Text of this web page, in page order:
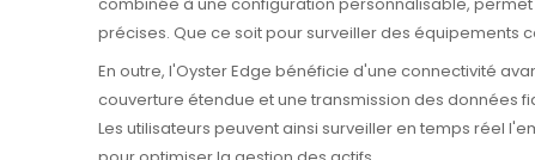
précises. Que ce soit pour surveiller des équipements
En outre, l'Oyster Edge bénéficie d'une connectivité
couverture étendue et une transmission des données
Les utilisateurs peuvent ainsi surveiller en temps réel